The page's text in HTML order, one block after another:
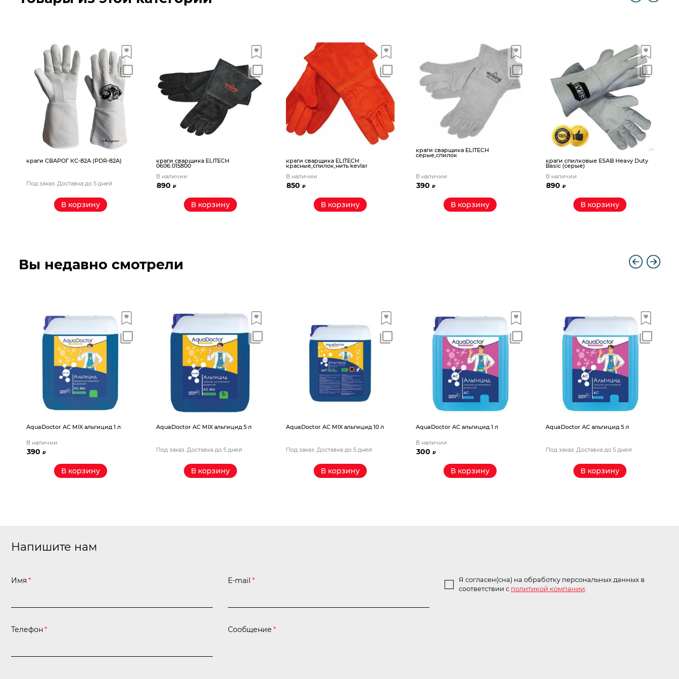
краги СВАРОГ КС-82А (PDR-82A)
Под заказ. Доставка до 5 дней
В корзину
краги сварщика ELITECH
0606.015800
В наличии
890₽
В корзину
краги сварщика ELITECH
красные,спилок,нить kevlar
В наличии
850₽
В корзину
краги сварщика ELITECH
серые,спилок
В наличии
390₽
В корзину
краги спилковые ESAB Heavy Duty
Basic (серые)
В наличии
890₽
В корзину
Вы недавно смотрели
AquaDoctor AС MIX альгицид 1 л.
В наличии
390₽
В корзину
AquaDoctor AС MIX альгицид 5 л
Под заказ. Доставка до 5 дней
В корзину
AquaDoctor AС MIX альгицид 10 л
Под заказ. Доставка до 5 дней
В корзину
AquaDoctor AС альгицид 1 л
В наличии
300₽
В корзину
AquaDoctor AС альгицид 5 л
Под заказ. Доставка до 5 дней
В корзину
Напишите нам
Имя * E-mail *
Я согласен(сна) на обработку персональных данных в
соответствии с политикой компании
Телефон * Сообщение *